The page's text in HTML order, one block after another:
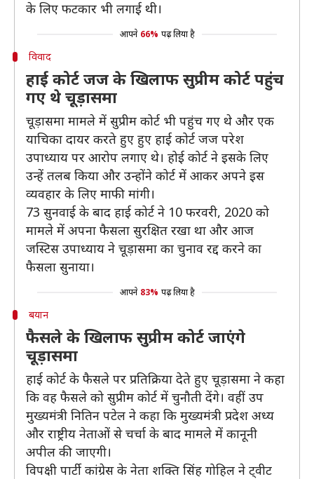
के लिए फटकार भी लगाई थी।
आपने 66% पढ़ लिया है
विवाद
हाई कोर्ट जज के खिलाफ सुप्रीम कोर्ट पहुंच
गए थे चूड़ासमा
चूड़ासमा मामले में सुप्रीम कोर्ट भी पहुंच गए थे और एक
याचिका दायर करते हुए हुए हाई कोर्ट जज परेश
उपाध्याय पर आरोप लगाए थे। होई कोर्ट ने इसके लिए
उन्हें तलब किया और उन्होंने कोर्ट में आकर अपने इस
व्यवहार के लिए माफी मांगी।
73 सुनवाई के बाद हाई कोर्ट ने 10 फरवरी, 2020 को
मामले में अपना फैसला सुरक्षित रखा था और आज
जस्टिस उपाध्याय ने चूड़ासमा का चुनाव रद्द करने का
फैसला सुनाया।
आपने 83% पढ़ लिया है
बयान
फैसले के खिलाफ सुप्रीम कोर्ट जाएंगे
चूड़ासमा
हाई कोर्ट के फैसले पर प्रतिक्रिया देते हुए चूड़ासमा ने कहा
कि वह फैसले को सुप्रीम कोर्ट में चुनौती देंगे। वहीं उप
मुख्यमंत्री नितिन पटेल ने कहा कि मुख्यमंत्री प्रदेश अध्य
और राष्ट्रीय नेताओं से चर्चा के बाद मामले में कानूनी
अपील की जाएगी।
विपक्षी पार्टी कांग्रेस के नेता शक्ति सिंह गोहिल ने ट्वीट